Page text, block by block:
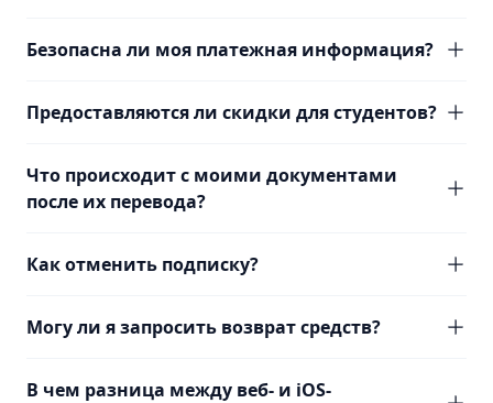
Безопасна ли моя платежная информация?
Предоставляются ли скидки для студентов?
Что происходит с моими документами
после их перевода?
Как отменить подписку?
Могу ли я запросить возврат средств?
В чем разница между веб- и iOS-